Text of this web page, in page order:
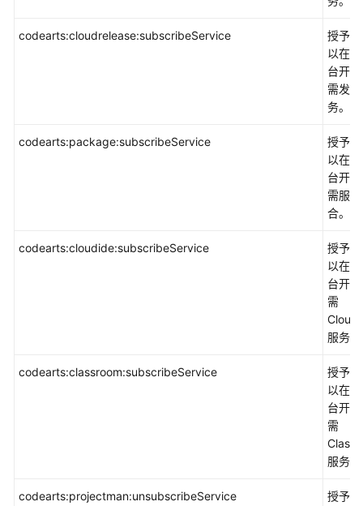
系
codearts:cloudrelease:subscribeService
授予
以在
台开
需发
务。
codearts:package:subscribeService
授予
以在
台开
需服
合。
codearts:cloudide:subscribeService
授予
以在
台开
需
服务。
codearts:classroom:subscribeService
授予
以在
台开
需
服务。
codearts:projectman:unsubscribeService
授予